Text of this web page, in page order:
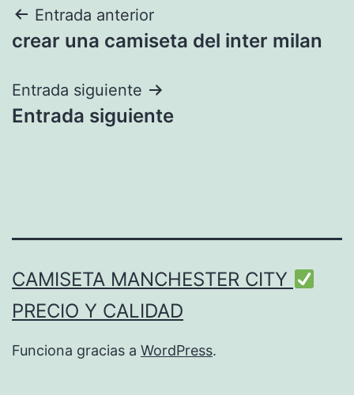
Navegación
de
entradas
Entrada anterior
crear una camiseta del inter milan
Entrada siguiente
Entrada siguiente
CAMISETA MANCHESTER CITY
PRECIO Y CALIDAD
Funciona gracias a WordPress.